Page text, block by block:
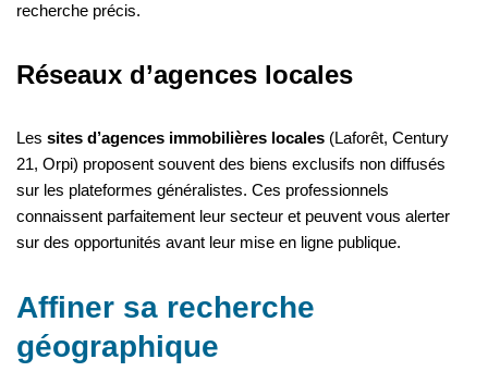
recherche précis.
Réseaux d’agences locales
Les sites d’agences immobilières locales (Laforêt, Century
21, Orpi) proposent souvent des biens exclusifs non diffusés
sur les plateformes généralistes. Ces professionnels
connaissent parfaitement leur secteur et peuvent vous alerter
sur des opportunités avant leur mise en ligne publique.
Affiner sa recherche
géographique